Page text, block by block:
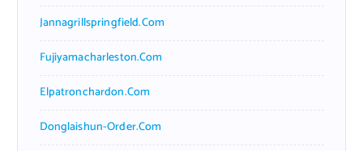
Jannagrillspringfield.com
Fujiyamacharleston.com
Elpatronchardon.com
Donglaishun-Order.com